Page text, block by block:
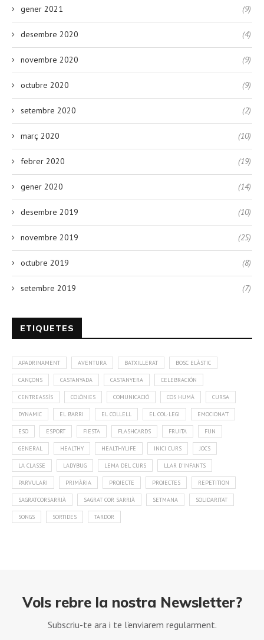
gener 2021 (9)
desembre 2020 (4)
novembre 2020 (9)
octubre 2020 (9)
setembre 2020 (2)
març 2020 (10)
febrer 2020 (19)
gener 2020 (14)
desembre 2019 (10)
novembre 2019 (25)
octubre 2019 (8)
setembre 2019 (7)
ETIQUETES
APADRINAMENT AVENTURA BATXILLERAT BOSC ELÀSTIC
CANÇONS CASTANYADA CASTANYERA CELEBRACIÓN
CENTREASSÍS COLÒNIES COMUNICACIÓ COS HUMÀ CURSA
DYNAMIC EL BARRI EL COLLELL EL COL·LEGI EMOCIONA'T
ESO ESPORT FIESTA FLASHCARDS FRUITA FUN
GENERAL HEALTHY HEALTHYLIFE INICI CURS JOCS
LA CLASSE LADYBUG LEMA DEL CURS LLAR D'INFANTS
PARVULARI PRIMÀRIA PROJECTE PROJECTES REPETITION
SAGRATCORSARRIÀ SAGRAT COR SARRIÀ SETMANA SOLIDARITAT
SONGS SORTIDES TARDOR
Vols rebre la nostra Newsletter?
Subscriu-te ara i te l’enviarem regularment.